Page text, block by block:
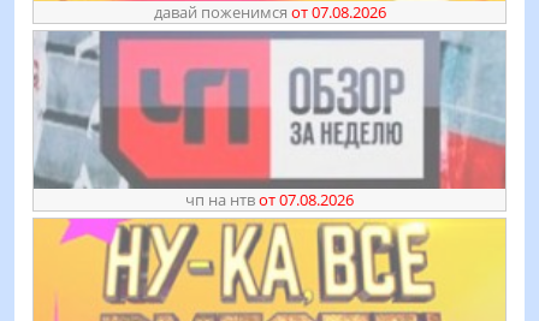
давай поженимся от 07.08.2026
чп на нтвот 07.08.2026